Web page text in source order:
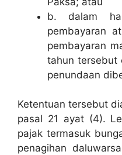
b. dalam
pembayaran
pembayaran
tahun tersebut
penundaan
Ketentuan tersebut
pasal 21 ayat (4).
pajak termasuk
penagihan